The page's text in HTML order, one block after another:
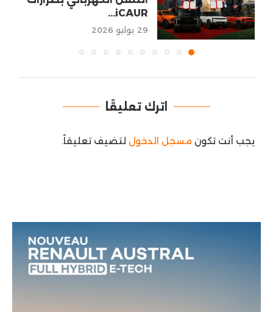
iCAUR...
29 يوليو 2026
اترك تعليقًا
يجب أنت تكون مسجل الدخول لتضيف تعليقاً.